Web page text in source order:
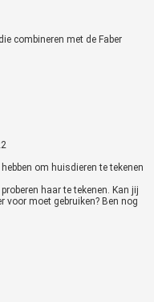
combineren met de Faber
om huisdieren te tekenen
haar te tekenen. Kan jij
voor moet gebruiken? Ben nog